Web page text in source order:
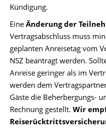
Kündigung.
Eine Änderung der
Vertragsabschluss muss
geplanten Anreisetag vom
NSZ beantragt werden.
Anreise geringer als im
werden dem
Gäste die Beherbergungs-
Rechnung gestellt. Wir